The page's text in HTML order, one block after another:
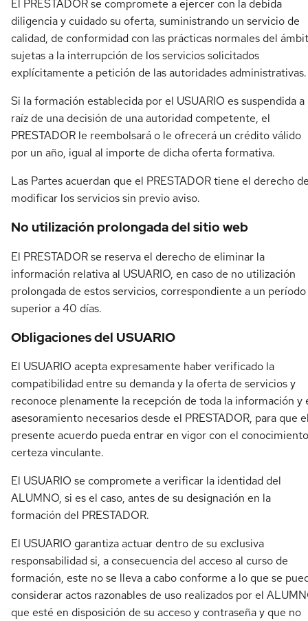
El PRESTADOR se compromete a ejercer con la debida
diligencia y cuidado su oferta, suministrando un servicio de
calidad, de conformidad con las prácticas normales del
sujetas a la interrupción de los servicios solicitados
explícitamente a petición de las autoridades administrativas.
Si la formación establecida por el USUARIO es suspendida a
raíz de una decisión de una autoridad competente, el
PRESTADOR le reembolsará o le ofrecerá un crédito válido
por un año, igual al importe de dicha oferta formativa.
Las Partes acuerdan que el PRESTADOR tiene el derecho
modificar los servicios sin previo aviso.
No utilización prolongada del sitio web
El PRESTADOR se reserva el derecho de eliminar la
información relativa al USUARIO, en caso de no utilización
prolongada de estos servicios, correspondiente a un período
superior a 40 días.
Obligaciones del USUARIO
El USUARIO acepta expresamente haber verificado la
compatibilidad entre su demanda y la oferta de servicios y
reconoce plenamente la recepción de toda la información y
asesoramiento necesarios desde el PRESTADOR, para que
presente acuerdo pueda entrar en vigor con el
certeza vinculante.
El USUARIO se compromete a verificar la identidad del
ALUMNO, si es el caso, antes de su designación en la
formación del PRESTADOR.
El USUARIO garantiza actuar dentro de su exclusiva
responsabilidad si, a consecuencia del acceso al curso de
formación, este no se lleva a cabo conforme a lo que se
considerar actos razonables de uso realizados por el
que esté en disposición de su acceso y contraseña y que no